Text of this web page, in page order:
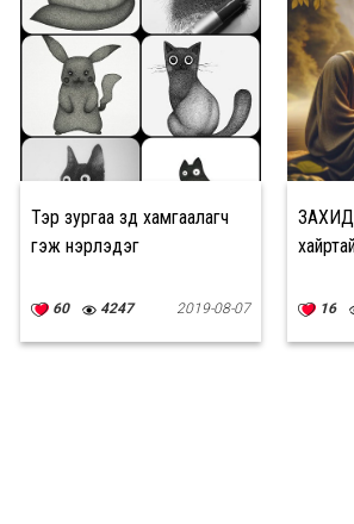
Тэр зургаа зүүд хамгаалагч
гэж нэрлэдэг
60 4247 2019-08-07 16